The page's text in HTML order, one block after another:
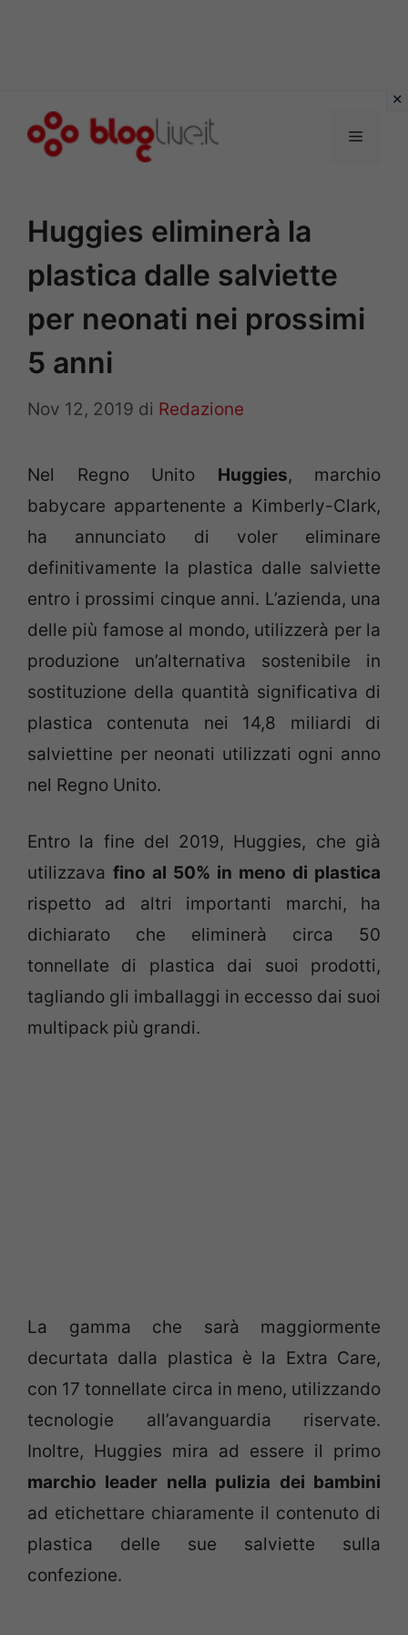
Menu
Huggies eliminerà la
plastica dalle salviette
per neonati nei prossimi
5 anni
Nov 12, 2019 di Redazione
Nel Regno Unito Huggies, marchio
babycare appartenente a Kimberly-Clark,
ha annunciato di voler eliminare
definitivamente la plastica dalle salviette
entro i prossimi cinque anni. L’azienda, una
delle più famose al mondo, utilizzerà per la
produzione un’alternativa sostenibile in
sostituzione della quantità significativa di
plastica contenuta nei 14,8 miliardi di
salviettine per neonati utilizzati ogni anno
nel Regno Unito.
Entro la fine del 2019, Huggies, che già
utilizzava fino al 50% in meno di plastica
rispetto ad altri importanti marchi, ha
dichiarato che eliminerà circa 50
tonnellate di plastica dai suoi prodotti,
tagliando gli imballaggi in eccesso dai suoi
multipack più grandi.
La gamma che sarà maggiormente
decurtata dalla plastica è la Extra Care,
con 17 tonnellate circa in meno, utilizzando
tecnologie all’avanguardia riservate.
Inoltre, Huggies mira ad essere il primo
marchio leader nella pulizia dei bambini
ad etichettare chiaramente il contenuto di
plastica delle sue salviette sulla
confezione.